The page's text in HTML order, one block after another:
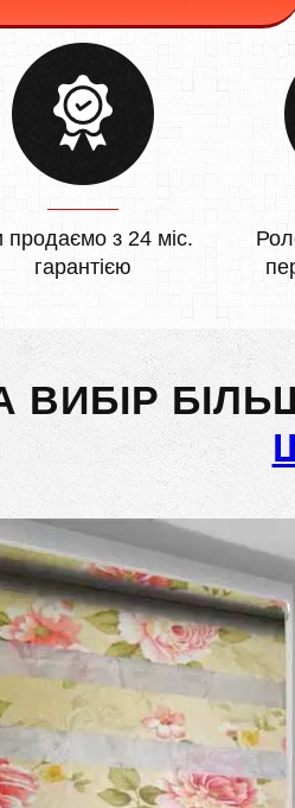
продаємо з 24 міс.
гарантією
ВИБІР